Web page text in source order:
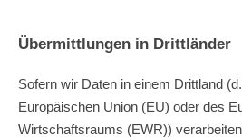
Übermittlungen in Drittländer
Sofern wir Daten in einem Drittland
Europäischen Union (EU) oder des
Wirtschaftsraums (EWR))